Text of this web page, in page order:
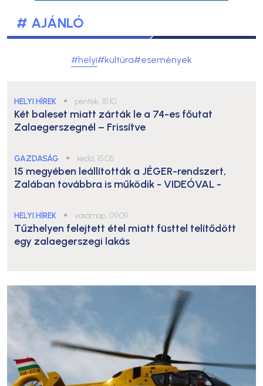
# AJÁNLÓ
#helyi#kultúra#események
HELYI HÍREK ● péntek, 15:10
Két baleset miatt zárták le a 74-es főutat
Zalaegerszegnél – Frissítve
GAZDASÁG ● kedd, 15:05
15 megyében leállították a JÉGER-rendszert,
Zalában továbbra is működik - VIDEÓVAL -
HELYI HÍREK ● vasárnap, 09:09
Tűzhelyen felejtett étel miatt füsttel telítődött
egy zalaegerszegi lakás